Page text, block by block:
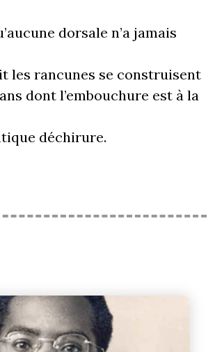
dorsale n’a jamais
les rancunes se construisent
dont l’embouchure est à la
déchirure.